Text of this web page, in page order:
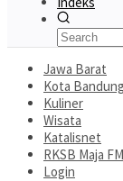
Jawa Barat
Kota Bandung
Kuliner
Wisata
Katalisnet
RKSB Maja FM
Login